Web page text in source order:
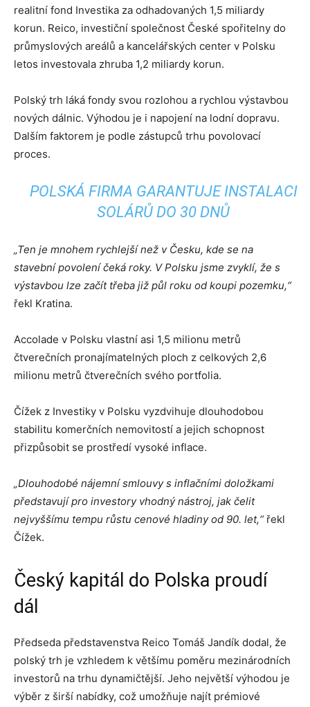
realitní fond Investika za odhadovaných 1,5 miliardy
korun. Reico, investiční společnost České spořitelny do
průmyslových areálů a kancelářských center v Polsku
letos investovala zhruba 1,2 miliardy korun.
Polský trh láká fondy svou rozlohou a rychlou výstavbou
nových dálnic. Výhodou je i napojení na lodní dopravu.
Dalším faktorem je podle zástupců trhu povolovací
proces.
POLSKÁ FIRMA GARANTUJE INSTALACI
SOLÁRŮ DO 30 DNŮ
„Ten je mnohem rychlejší než v Česku, kde se na
stavební povolení čeká roky. V Polsku jsme zvyklí, že s
výstavbou lze začít třeba již půl roku od koupi pozemku,“
řekl Kratina.
Accolade v Polsku vlastní asi 1,5 milionu metrů
čtverečních pronajímatelných ploch z celkových 2,6
milionu metrů čtverečních svého portfolia.
Čížek z Investiky v Polsku vyzdvihuje dlouhodobou
stabilitu komerčních nemovitostí a jejich schopnost
přizpůsobit se prostředí vysoké inflace.
„Dlouhodobé nájemní smlouvy s inflačními doložkami
představují pro investory vhodný nástroj, jak čelit
nejvyššímu tempu růstu cenové hladiny od 90. let,“řekl
Čížek.
Český kapitál do Polska proudí
dál
Předseda představenstva Reico Tomáš Jandík dodal, že
polský trh je vzhledem k většímu poměru mezinárodních
investorů na trhu dynamičtější. Jeho největší výhodou je
výběr z širší nabídky, což umožňuje najít prémiové